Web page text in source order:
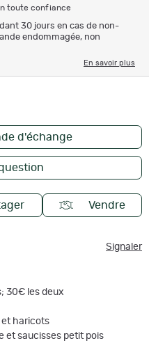
toute confiance
30 jours en cas de non-
endommagée, non
En savoir plus
d'échange
Vendre
Signaler
30€ les deux
et haricots
et saucisses petit pois